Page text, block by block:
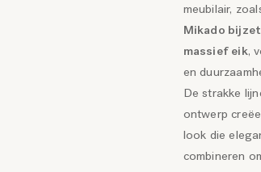
meubilair,
Mikado
massief eik,
en
De strakke
ontwerp
look die
combineren